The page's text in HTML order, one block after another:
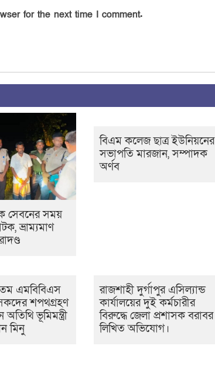
for the next time I comment.
সেবনের সময়
ভ্রাম্যমাণ
বিএম কলেজ ছাত্র ইউনিয়নের
সভাপতি মারজান, সম্পাদক
অর্ণব
এমবিবিএস
শপথগ্রহণ
অতিথি ভূমিমন্ত্রী
মিনু
রাজশাহী দুর্গাপুর এসিল্যান্ড
কার্যালয়ের দুই কর্মচারীর
বিরুদ্ধে জেলা প্রশাসক বরাবর
লিখিত অভিযোগ।